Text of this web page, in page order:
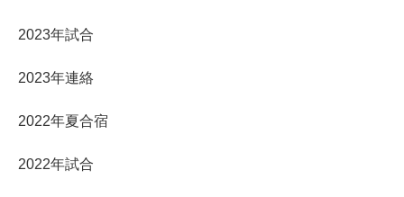
2023年試合
2023年連絡
2022年夏合宿
2022年試合